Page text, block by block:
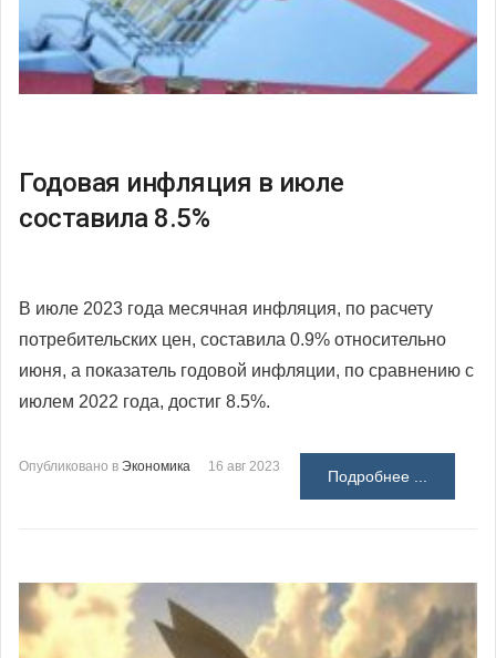
Годовая инфляция в июле
составила 8.5%
В июле 2023 года месячная инфляция, по расчету
потребительских цен, составила 0.9% относительно
июня, а показатель годовой инфляции, по сравнению с
июлем 2022 года, достиг 8.5%.
Опубликовано в Экономика 16 авг 2023
Подробнее ...